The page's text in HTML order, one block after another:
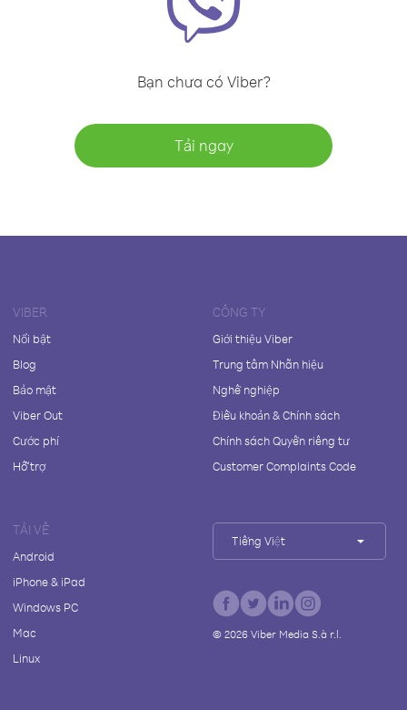
Bạn chưa có Viber?
Tải ngay
VIBER
Nổi bật
Blog
Bảo mật
Viber Out
Cước phí
Hỗ trợ
CÔNG TY
Giới thiệu Viber
Trung tâm Nhãn hiệu
Nghề nghiệp
Điều khoản & Chính sách
Chính sách Quyền riêng tư
Customer Complaints Code
TẢI VỀ
Android
iPhone & iPad
Windows PC
Mac
Linux
Tiếng Việt
© 2026Viber Media S.à r.l.